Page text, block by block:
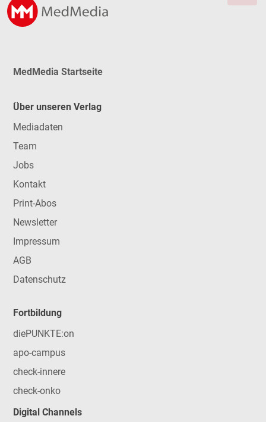
MedMedia Startseite
Über unseren Verlag
Mediadaten
Team
Jobs
Kontakt
Print-Abos
Newsletter
Impressum
AGB
Datenschutz
Fortbildung
diePUNKTE:on
apo-campus
check-innere
check-onko
Digital Channels